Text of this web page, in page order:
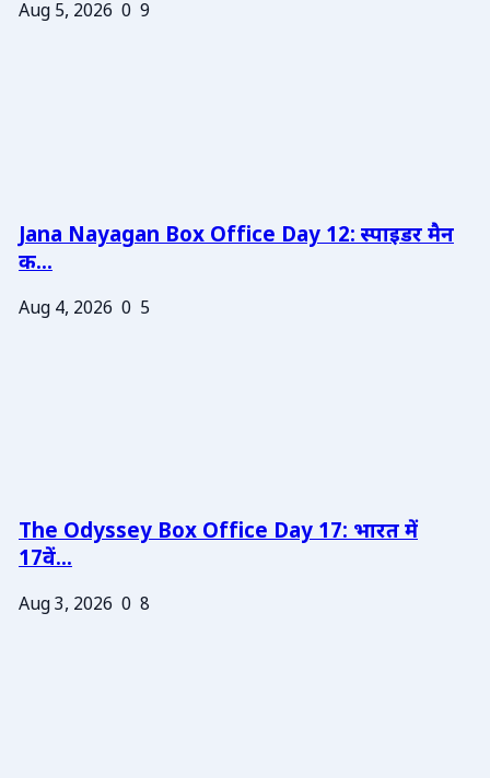
Aug 5, 2026 0 9
Jana Nayagan Box Office Day 12: स्पाइडर मैन
क...
Aug 4, 2026 0 5
The Odyssey Box Office Day 17: भारत में
17वें...
Aug 3, 2026 0 8